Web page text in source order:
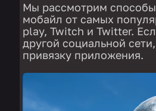
Мы рассмотрим
мобайл от самых
play, Twitch и Twitter.
другой социальной
привязку приложения.